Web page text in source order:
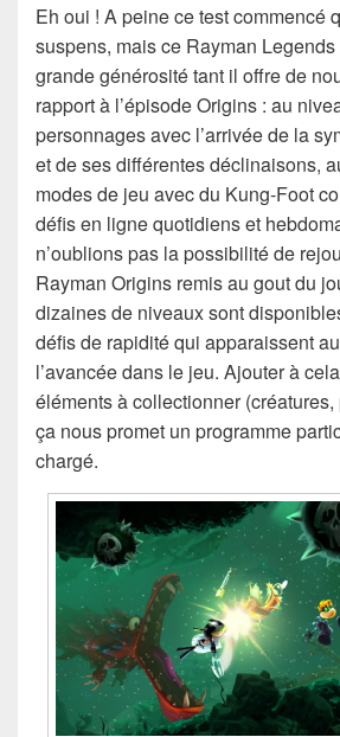
Eh oui ! A peine ce test commencé
suspens, mais ce Rayman Legends
grande générosité tant il offre de
rapport à l’épisode Origins : au
personnages avec l’arrivée de la
et de ses différentes déclinaisons,
modes de jeu avec du Kung-Foot
défis en ligne quotidiens et
n’oublions pas la possibilité de
Rayman Origins remis au gout du
dizaines de niveaux sont
défis de rapidité qui apparaissent
l’avancée dans le jeu. Ajouter à
éléments à collectionner
ça nous promet un programme
chargé.